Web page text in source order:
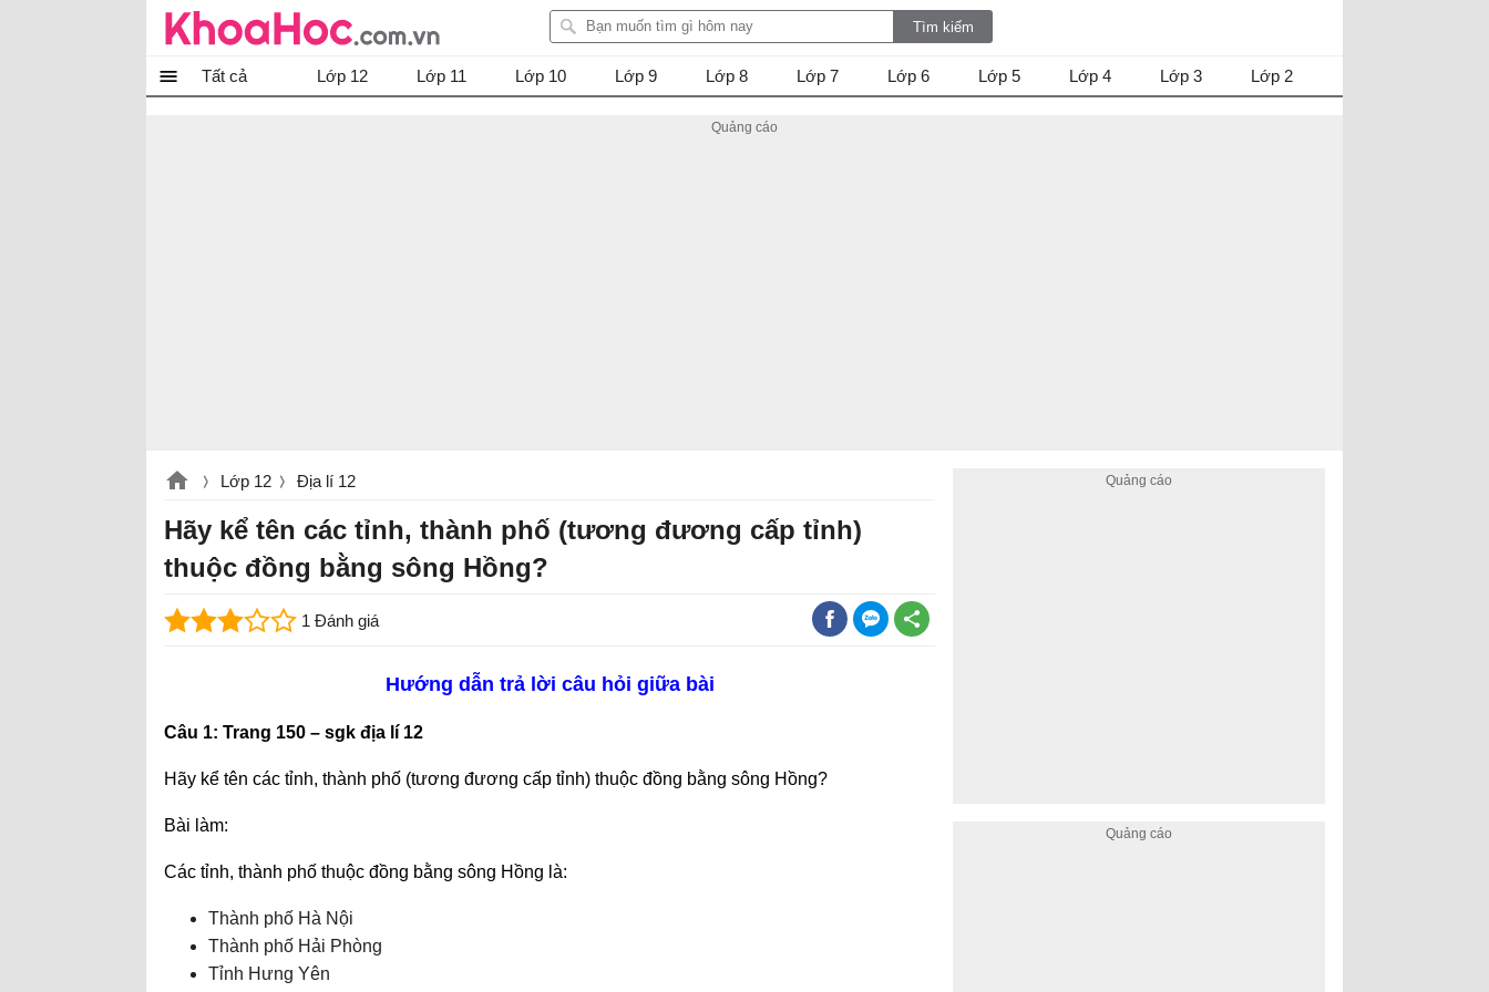
Tất cả Lớp 12 Lớp 11 Lớp 10 Lớp 9 Lớp 8 Lớp 7 Lớp 6 Lớp 5 Lớp 4 Lớp 3 Lớp 2
Lớp 12 Địa lí 12
Hãy kể tên các tỉnh, thành phố (tương đương cấp tỉnh)
thuộc đồng bằng sông Hồng?
1 Đánh giá
Hướng dẫn trả lời câu hỏi giữa bài
Câu 1: Trang 150 – sgk địa lí 12
Hãy kể tên các tỉnh, thành phố (tương đương cấp tỉnh) thuộc đồng bằng sông Hồng?
Bài làm:
Các tỉnh, thành phố thuộc đồng bằng sông Hồng là:
Thành phố Hà Nội
Thành phố Hải Phòng
Tỉnh Hưng Yên